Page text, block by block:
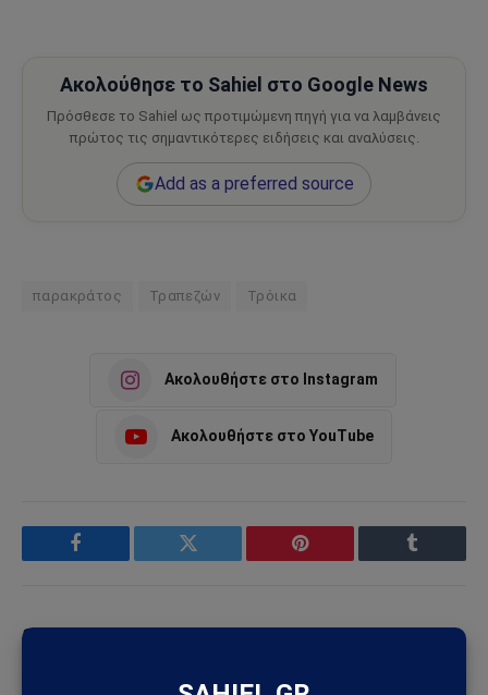
Ακολούθησε το Sahiel στο Google News
Πρόσθεσε το Sahiel ως προτιμώμενη πηγή για να λαμβάνεις
πρώτος τις σημαντικότερες ειδήσεις και αναλύσεις.
Add as a preferred source
παρακράτος Τραπεζών Τρόικα
Ακολουθήστε στο Instagram
Ακολουθήστε στο YouTube
Facebook Twitter Pinterest Tumblr
Sahiel Newsroom